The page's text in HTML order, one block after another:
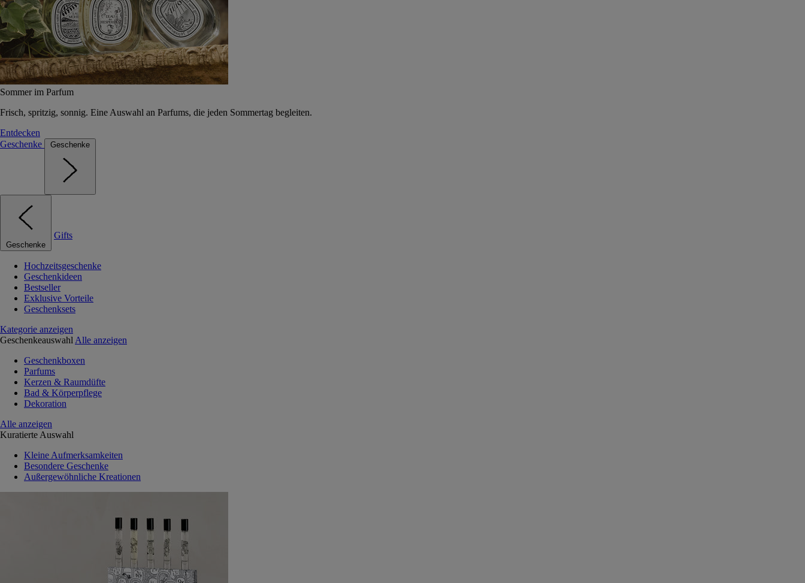
Sommer im Parfum
Frisch, spritzig, sonnig. Eine Auswahl an Parfums, die jeden Sommertag begleiten.
Entdecken
Geschenke
Geschenke
Geschenke
Gifts
Hochzeitsgeschenke
Geschenkideen
Bestseller
Exklusive Vorteile
Geschenksets
Kategorie anzeigen
Geschenkeauswahl Alle anzeigen
Geschenkboxen
Parfums
Kerzen & Raumdüfte
Bad & Körperpflege
Dekoration
Alle anzeigen
Kuratierte Auswahl
Kleine Aufmerksamkeiten
Besondere Geschenke
Außergewöhnliche Kreationen